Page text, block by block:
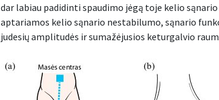
dar labiau padidinti spaudimo jėgą toje kelio
aptariamos kelio sąnario nestabilumo, sąnario
judesių amplitudės ir sumažėjusios keturgalvio